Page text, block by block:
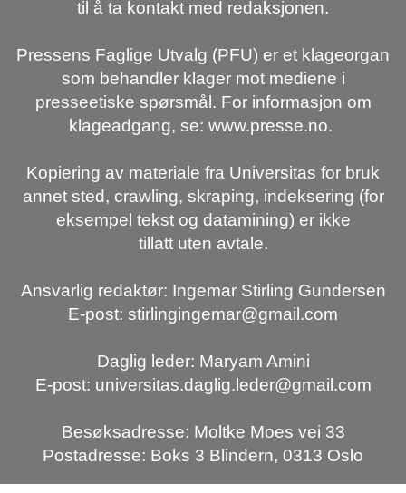
til å ta kontakt med redaksjonen.
Pressens Faglige Utvalg (PFU) er et klageorgan
som behandler klager mot mediene i
presseetiske spørsmål. For informasjon om
klageadgang, se: www.presse.no.
Kopiering av materiale fra Universitas for bruk
annet sted, crawling, skraping, indeksering (for
eksempel tekst og datamining) er ikke
tillatt uten avtale.
Ansvarlig redaktør: Ingemar Stirling Gundersen
E-post: stirlingingemar@gmail.com
Daglig leder: Maryam Amini
E-post: universitas.daglig.leder@gmail.com
Besøksadresse: Moltke Moes vei 33
Postadresse: Boks 3 Blindern, 0313 Oslo